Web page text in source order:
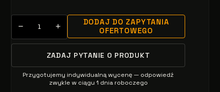
− +
DODAJ DO ZAPYTANIA
OFERTOWEGO
ZADAJ PYTANIE O PRODUKT
Przygotujemy indywidualną wycenę — odpowiedź
zwykle w ciągu 1 dnia roboczego